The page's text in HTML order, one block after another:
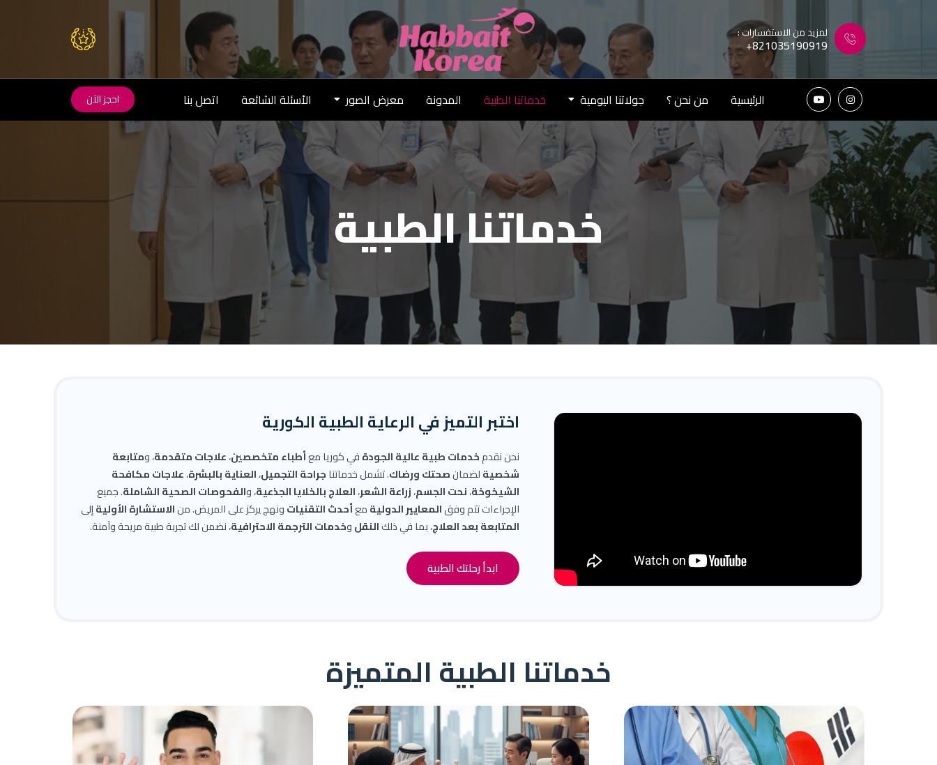
لمزيد من الاستفسارات :
+821035190919
الرئيسية من نحن ؟ جولاتنا اليومية خدماتنا الطبية المدونة معرض الصور الأسئلة الشائعة اتصل بنا احجز الآن
خدماتنا الطبية
اختبر التميز في الرعاية الطبية الكورية
نحن نقدمخدمات طبية عالية الجودةفي كوريا معأطباء متخصصين،علاجات متقدمة، ومتابعة
شخصيةلضمانصحتك ورضاك. تشمل خدماتناجراحة التجميل،العناية بالبشرة،علاجات مكافحة
الشيخوخة،نحت الجسم،زراعة الشعر،العلاج بالخلايا الجذعية، والفحوصات الصحية الشاملة. جميع
الإجراءات تتم وفقالمعايير الدوليةمعأحدث التقنياتونهج يركز على المريض. منالاستشارة الأوليةإلى
المتابعة بعد العلاج، بما في ذلكالنقلوخدمات الترجمة الاحترافية، نضمن لك تجربة طبية مريحة وآمنة.
ابدأ رحلتك الطبية
خدماتنا الطبية المتميزة